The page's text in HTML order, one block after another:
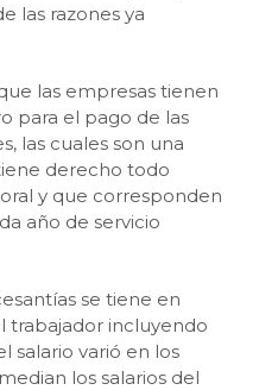
las razones ya
las empresas tienen
para el pago de las
las cuales son una
derecho todo
y que corresponden
año de servicio
se tiene en
trabajador incluyendo
salario varió en los
los salarios del